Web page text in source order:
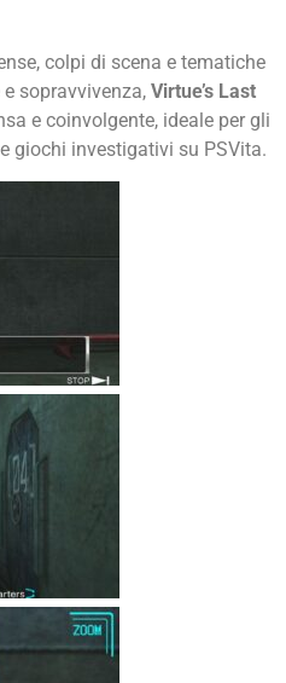
colpi di scena e tematiche
sopravvivenza, Virtue’s Last
e coinvolgente, ideale per gli
giochi investigativi su PSVita.